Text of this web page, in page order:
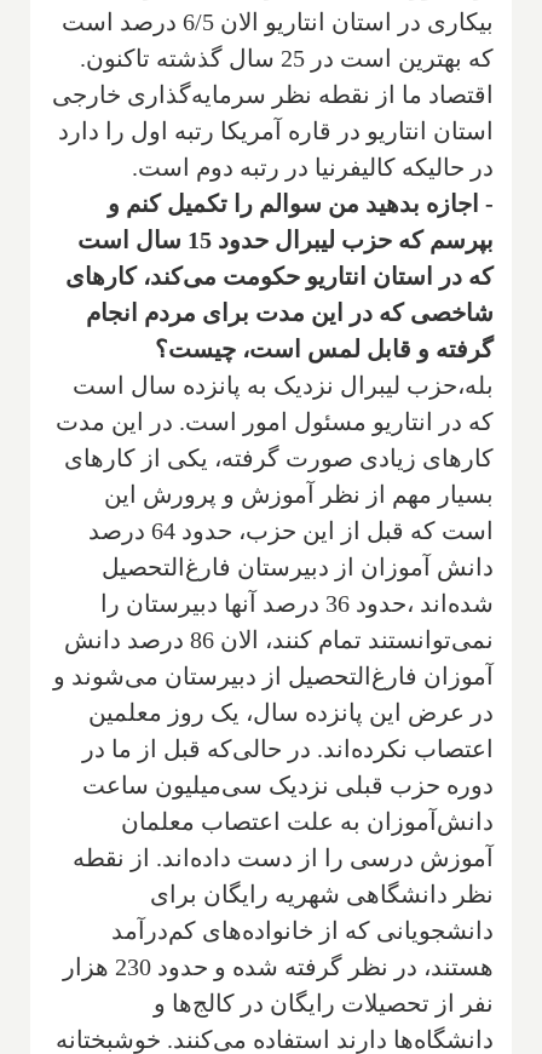
بیکاری در استان انتاریو الان 6/5 درصد است
که بهترین است در 25 سال گذشته تاکنون.
اقتصاد ما از نقطه نظر سرمایه‌گذاری خارجی
استان انتاریو در قاره آمریکا رتبه اول را دارد
در حالیکه کالیفرنیا در رتبه دوم است.
- اجازه بدهید من سوالم را تکمیل کنم و
بپرسم که حزب لیبرال حدود 15 سال است
که در استان انتاریو حکومت می‌کند، کارهای
شاخصی که در این مدت برای مردم انجام
گرفته و قابل لمس است، چیست؟
بله،حزب لیبرال نزدیک به پانزده سال است
که در انتاریو مسئول امور است. در این مدت
کارهای زیادی صورت گرفته، یکی از کارهای
بسیار مهم از نظر آموزش و پرورش این
است که قبل از این حزب، حدود 64 درصد
دانش آموزان از دبیرستان فارغ‌التحصیل
شده‌اند ،حدود 36 درصد آنها دبیرستان را
نمی‌توانستند تمام کنند، الان 86 درصد دانش
آموزان فارغ‌التحصیل از دبیرستان می‌شوند و
در عرض این پانزده سال، یک روز معلمین
اعتصاب نکرده‌اند. در حالی‌که قبل از ما در
دوره حزب قبلی نزدیک سی‌میلیون ساعت
دانش‌آموزان به علت اعتصاب معلمان
آموزش درسی را از دست داده‌اند. از نقطه
نظر دانشگاهی شهریه رایگان برای
دانشجویانی که از خانواده‌های کم‌درآمد
هستند، در نظر گرفته شده و حدود 230 هزار
نفر از تحصیلات رایگان در کالج‌ها و
دانشگاه‌ها دارند استفاده می‌کنند. خوشبختانه